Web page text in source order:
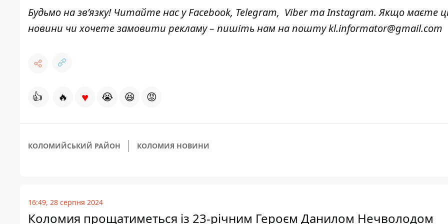
Будьмо на зв’язку! Читайте нас уFacebook, Telegram, ViberтаInstagram. Якщо маєте
новини чи хочете замовити рекламу – пишіть нам на поштуkl.informator@gmail.com
👍 🔥 ♥ 😭 😆 😡
КОЛОМИЙСЬКИЙ РАЙОН КОЛОМИЯ НОВИНИ
16:49, 28 серпня 2024
Коломия прощатиметься із 23-річним Героєм Данилом Нечволодом